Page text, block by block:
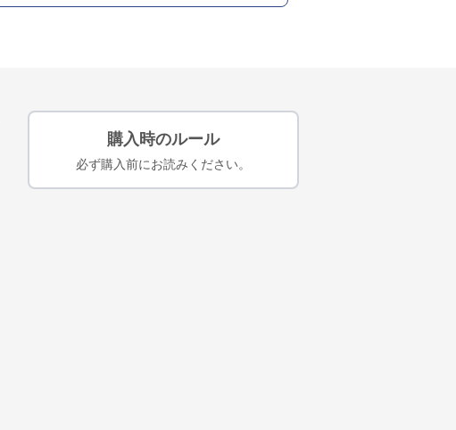
購入時のルール
必ず購入前にお読みください。